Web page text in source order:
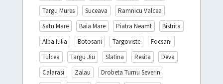
Targu Mures
Suceava
Ramnicu Valcea
Satu Mare
Baia Mare Piatra Neamt
Bistrita
Alba Iulia
Botosani Targoviste
Focsani
Tulcea
Targu Jiu Slatina Resita
Deva
Calarasi
Zalau
Drobeta Turnu Severin